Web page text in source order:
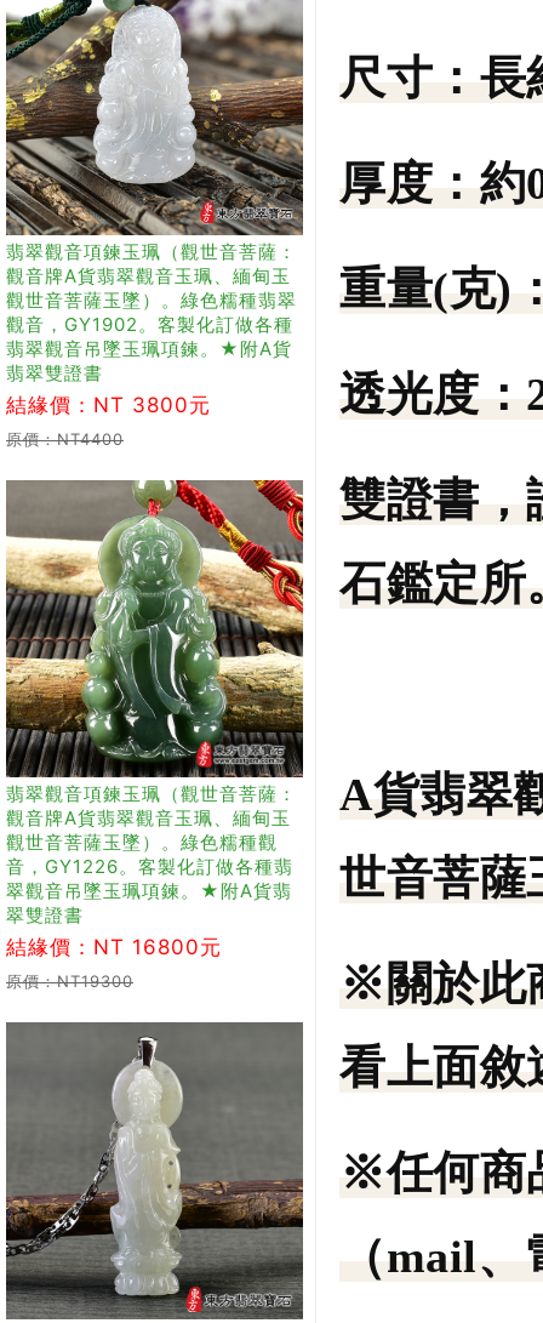
翡翠觀音項鍊玉珮（觀世音菩薩：
觀音牌A貨翡翠觀音玉珮、緬甸玉
觀世音菩薩玉墜）。綠色糯種翡翠
觀音，GY1902。客製化訂做各種
翡翠觀音吊墜玉珮項鍊。★附A貨
翡翠雙證書
結緣價：NT 3800元
原價：NT4400
翡翠觀音項鍊玉珮（觀世音菩薩：
觀音牌A貨翡翠觀音玉珮、緬甸玉
觀世音菩薩玉墜）。綠色糯種觀
音，GY1226。客製化訂做各種翡
翠觀音吊墜玉珮項鍊。★附A貨翡
翠雙證書
結緣價：NT 16800元
原價：NT19300
尺寸： 長
厚度： 約
重量(克)
透光度：
雙證書，
石鑑定所
A貨翡翠
世音菩薩
※關於此
看上面敘
※任何商
（mail